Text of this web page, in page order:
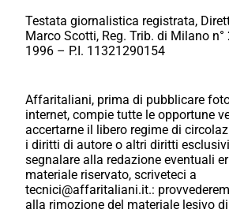
Testata giornalistica registrata,
Marco Scotti, Reg. Trib. di Milano n°
1996 – P.I. 11321290154
Affaritaliani, prima di pubblicare
internet, compie tutte le opportune
accertarne il libero regime di
i diritti di autore o altri diritti
segnalare alla redazione eventuali
materiale riservato, scriveteci a
tecnici@affaritaliani.it.:
alla rimozione del materiale lesivo